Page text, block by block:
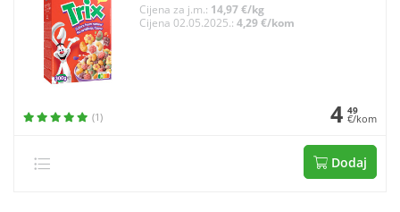
Cijena za j.m.: 14,97 €/kg
Cijena 02.05.2025.: 4,29 €/kom
(1) 4 49
€/kom
Dodaj